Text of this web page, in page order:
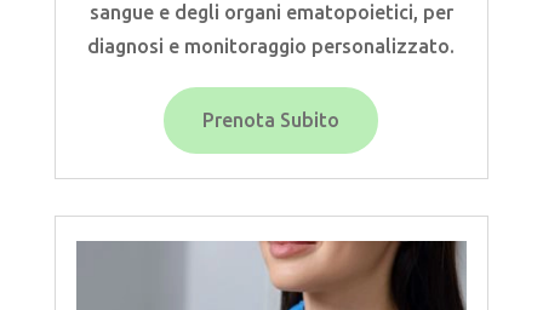
sangue e degli organi ematopoietici, per
diagnosi e monitoraggio personalizzato.
Prenota Subito